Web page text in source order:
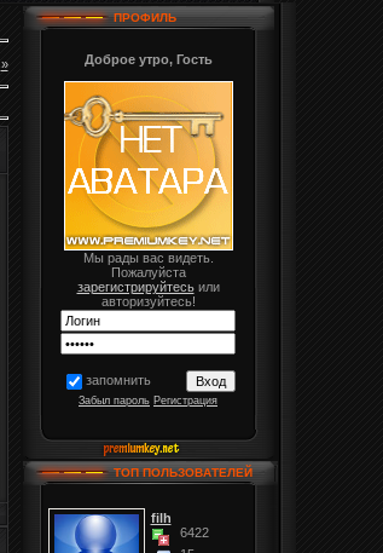
»
ПРОФИЛЬ
Доброе утро, Гость
Мы рады вас видеть.
Пожалуйста
зарегистрируйтесьили
авторизуйтесь!
запомнить
Забыл пароль Регистрация
ТОП ПОЛЬЗОВАТЕЛЕЙ
filh
6422